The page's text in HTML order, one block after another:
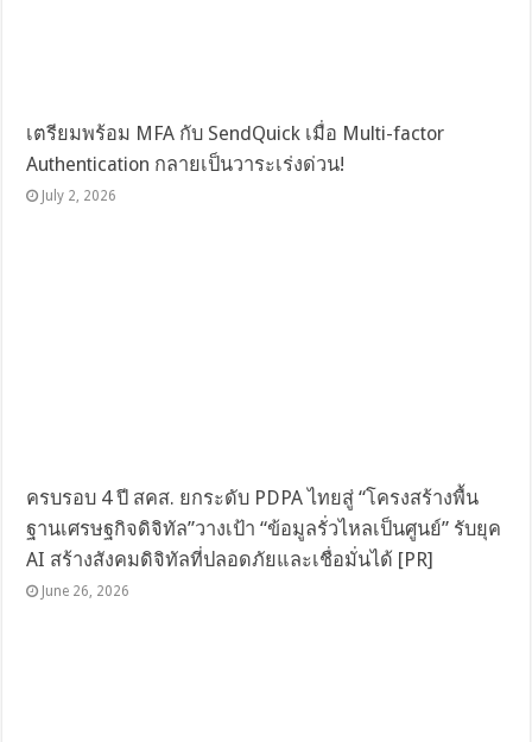
เตรียมพร้อม MFA กับ SendQuick เมื่อ Multi-factor
Authentication กลายเป็นวาระเร่งด่วน!
July 2, 2026
ครบรอบ 4 ปี สคส. ยกระดับ PDPA ไทยสู่ “โครงสร้างพื้น
ฐานเศรษฐกิจดิจิทัล”วางเป้า “ข้อมูลรั่วไหลเป็นศูนย์” รับยุค
AI สร้างสังคมดิจิทัลที่ปลอดภัยและเชื่อมั่นได้ [PR]
June 26, 2026